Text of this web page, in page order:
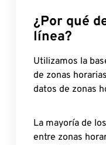
¿Por qué
línea?
Utilizamos la
de zonas
datos de zonas
La mayoría de
entre zonas